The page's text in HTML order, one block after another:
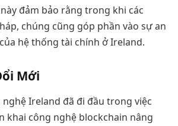
đảm bảo rằng trong khi các
chúng cũng góp phần vào sự an
hệ thống tài chính ở Ireland.
Mới
nghệ Ireland đã đi đầu trong việc
khai công nghệ blockchain nâng